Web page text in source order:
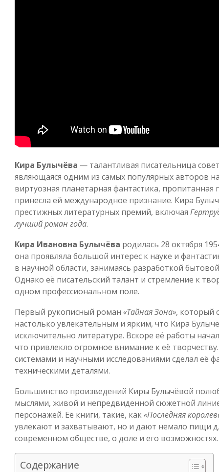
Кира Булычёва — талантливая писательница
являющаяся одним из самых популярных авторов
виртуозная планетарная фантастика,
принесла ей международное признание. Кира
престижных литературных премий, включая
лучший роман года.
Кира Ивановна Булычёва родилась 28 октября
она проявляла большой интерес к науке и
в научной области, занимаясь разработкой
Однако её писательский талант и стремление к
одном профессиональном поле.
Первый рукописный роман «Тайная Зона», который
настолько увлекательным и ярким, что Кира
исключительно литературе. Вскоре её работы
что привлекло огромное внимание к её
системами и научными исследованиями сделал её
техническими деталями.
Большинство произведений Киры Булычёвой
мыслями, живой и непредвиденной сюжетной
персонажей. Её книги, такие, как «Последняя
увлекают и захватывают, но и дают немало пищи
современном обществе, о доле и его возможностях.
Содержание